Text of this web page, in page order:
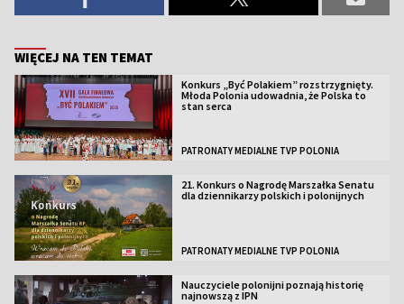
WIĘCEJ NA TEN TEMAT
Konkurs „Być Polakiem” rozstrzygnięty.
Młoda Polonia udowadnia, że Polska to
stan serca
PATRONATY MEDIALNE TVP POLONIA
21. Konkurs o Nagrodę Marszałka Senatu
dla dziennikarzy polskich i polonijnych
PATRONATY MEDIALNE TVP POLONIA
Nauczyciele polonijni poznają historię
najnowszą z IPN